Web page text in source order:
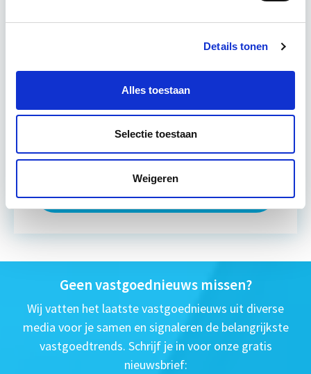
Details tonen
Alles toestaan
Selectie toestaan
Weigeren
de inbreng van eigen… Lees verder
Eerstvolgende startdatum
do 19 nov 2026 - Utrecht of Online
Meer informatie
Geen vastgoednieuws missen?
Wij vatten het laatste vastgoednieuws uit diverse
media voor je samen en signaleren de belangrijkste
vastgoedtrends. Schrijf je in voor onze gratis
nieuwsbrief: